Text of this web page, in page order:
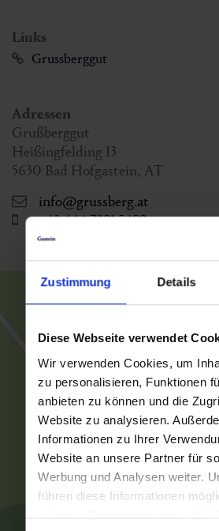
Zustimmung Details
Diese Webseite verwendet
Wir verwenden Cookies, um
zu personalisieren, Funktionen
anbieten zu können und die
Website zu analysieren.
Informationen zu Ihrer
Website an unsere Partner für
Werbung und Analysen weiter.
führen diese Informationen
weiteren Daten zusammen, die
Links
Grussberggut
Adressen
Grußberggut
Heißingfelding 13
5630 Bad Hofgastein, AT
info@grussberg.at
+43 664 7381 5488